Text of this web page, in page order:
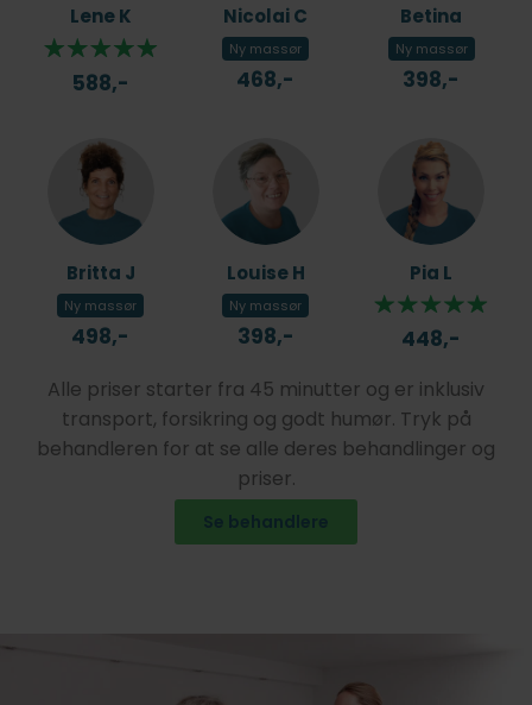
Lene K
588,-
Nicolai C
Ny massør
468,-
Betina
Ny massør
398,-
Britta J
Ny massør
498,-
Louise H
Ny massør
398,-
Pia L
448,-
Alle priser starter fra 45 minutter og er inklusiv
transport, forsikring og godt humør. Tryk på
behandleren for at se alle deres behandlinger og
priser.
Se behandlere